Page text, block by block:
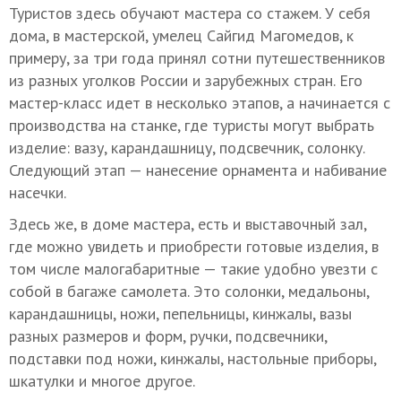
Туристов здесь обучают мастера со стажем. У себя
дома, в мастерской, умелец Сайгид Магомедов, к
примеру, за три года принял сотни путешественников
из разных уголков России и зарубежных стран. Его
мастер-класс идет в несколько этапов, а начинается с
производства на станке, где туристы могут выбрать
изделие: вазу, карандашницу, подсвечник, солонку.
Следующий этап — нанесение орнамента и набивание
насечки.
Здесь же, в доме мастера, есть и выставочный зал,
где можно увидеть и приобрести готовые изделия, в
том числе малогабаритные — такие удобно увезти с
собой в багаже самолета. Это солонки, медальоны,
карандашницы, ножи, пепельницы, кинжалы, вазы
разных размеров и форм, ручки, подсвечники,
подставки под ножи, кинжалы, настольные приборы,
шкатулки и многое другое.